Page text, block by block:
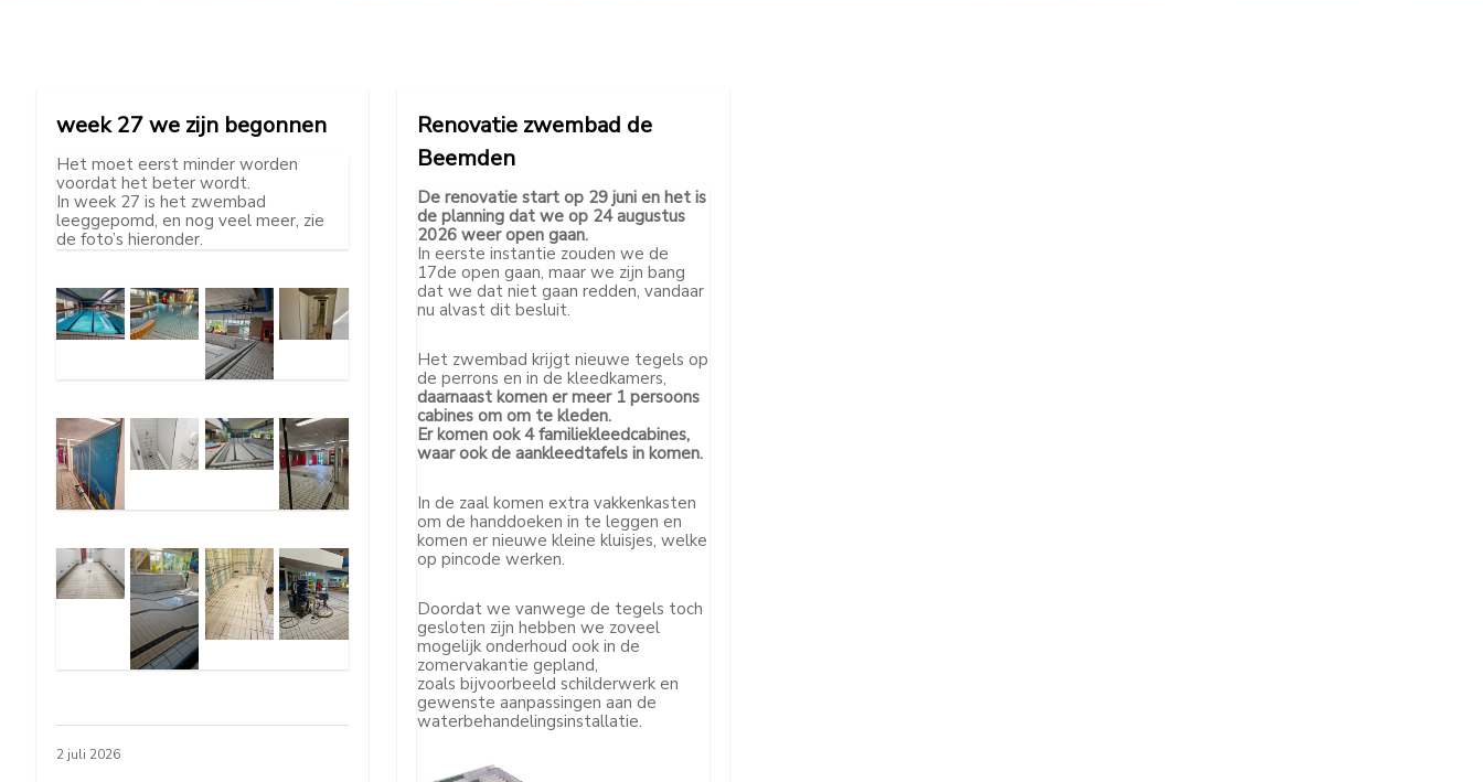
week 27 we zijn begonnen
Het moet eerst minder worden
voordat het beter wordt.
In week 27 is het zwembad
leeggepomd, en nog veel meer, zie
de foto’s hieronder.
2 juli 2026
Renovatie zwembad de
Beemden
De renovatie start op 29 juni en het is
de planning dat we op 24 augustus
2026 weer open gaan.
In eerste instantie zouden we de
17de open gaan, maar we zijn bang
dat we dat niet gaan redden, vandaar
nu alvast dit besluit.
Het zwembad krijgt nieuwe tegels op
de perrons en in de kleedkamers,
daarnaast komen er meer 1 persoons
cabines om om te kleden.
Er komen ook 4 familiekleedcabines,
waar ook de aankleedtafels in komen.
In de zaal komen extra vakkenkasten
om de handdoeken in te leggen en
komen er nieuwe kleine kluisjes, welke
op pincode werken.
Doordat we vanwege de tegels toch
gesloten zijn hebben we zoveel
mogelijk onderhoud ook in de
zomervakantie gepland,
zoals bijvoorbeeld schilderwerk en
gewenste aanpassingen aan de
waterbehandelingsinstallatie.